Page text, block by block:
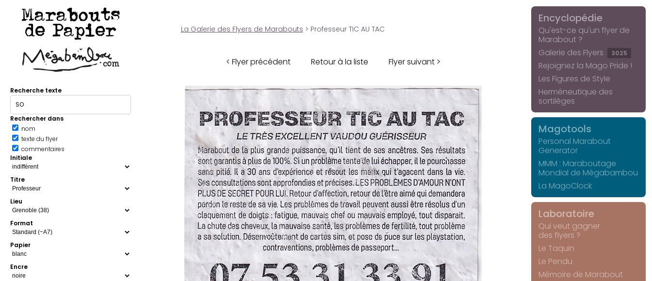
Marabouts
de Papier
Recherche texte
Rechercher dans
nom
texte du flyer
commentaires
Initiale
Titre
Lieu
Format
Papier
Encre
La Galerie des Flyers de Marabouts > Professeur TIC AU TAC
< Flyer précédent Retour à la liste Flyer suivant >
Encyclopédie
Qu'est-ce qu'un flyer de
Marabout ?
Galerie des Flyers
3025
Rejoignez la Mago Pride !
Les Figures de Style
Herméneutique des
sortilèges
Magotools
Personal Marabout
Generator
MMM : Maraboutage
Mondial de Mégabambou
La MagoClock
Laboratoire
Qui veut gagner
des flyers ?
Le Taquin
Le Pendu
Mémoire de Marabout